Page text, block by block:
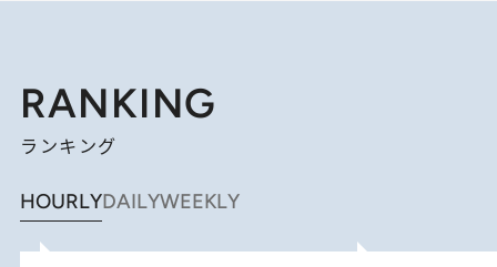
RANKING
ランキング
HOURLYDAILYWEEKLY